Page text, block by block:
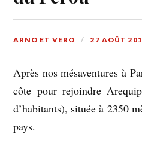
ARNO ET VERO 27 AOÛT
Après nos mésaventures à
côte pour rejoindre
d’habitants), située à 2350
pays.